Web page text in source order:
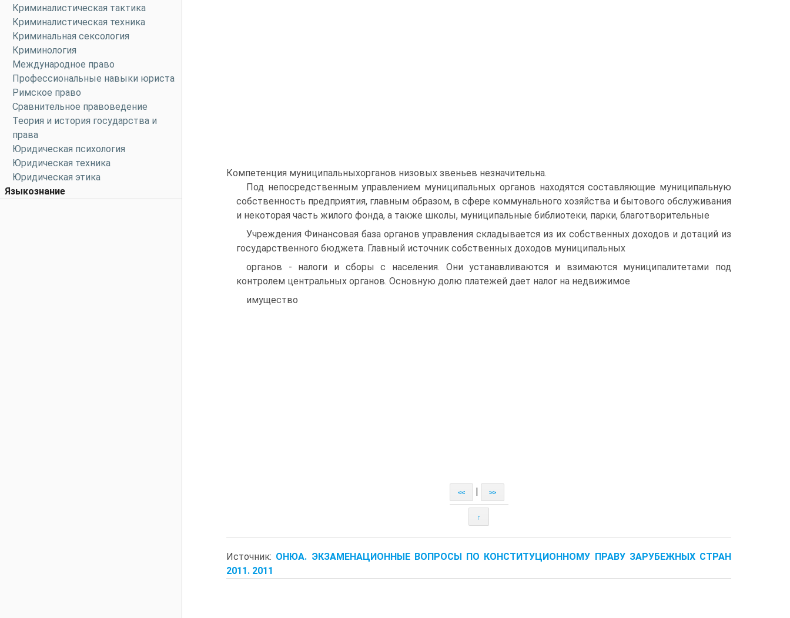
Криминалистическая тактика
Криминалистическая техника
Криминальная сексология
Криминология
Международное право
Профессиональные навыки юриста
Римское право
Сравнительное правоведение
Теория и история государства и
права
Юридическая психология
Юридическая техника
Юридическая этика
Языкознание
Компетенция муниципальныхорганов низовых звеньев незначительна.
Под непосредственным управлением муниципальных органов находятся составляющие муниципальную
собственность предприятия, главным образом, в сфере коммунального хозяйства и бытового обслуживания
и некоторая часть жилого фонда, а также школы, муниципальные библиотеки, парки, благотворительные
Учреждения Финансовая база органов управления складывается из их собственных доходов и дотаций из
государственного бюджета. Главный источник собственных доходов муниципальных
органов - налоги и сборы с населения. Они устанавливаются и взимаются муниципалитетами под
контролем центральных органов. Основную долю платежей дает налог на недвижимое
имущество
<< >>
↑
Источник: ОНЮА. ЭКЗАМЕНАЦИОННЫЕ ВОПРОСЫ ПО КОНСТИТУЦИОННОМУ ПРАВУ ЗАРУБЕЖНЫХ СТРАН
2011. 2011